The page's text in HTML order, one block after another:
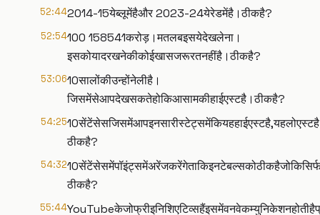
52:442014-15येब्लूमेंहैऔर 2023-24येरेडमेंहै।ठीकहै?
52:54₹100 ₹158541करोड़।मतलबइसयेदेखलेना।
इसकोयादरखनेकीकोईखासजरूरतनहींहै।ठीकहै?
53:0610सालोंकीउन्होंनेलीहै।
जिसमेंसेआपदेखसकतेहोकिआसामकीहाईएस्टहै।ठीकहै?
54:25
ठीकहै?
54:32
ठीकहै?
55:44